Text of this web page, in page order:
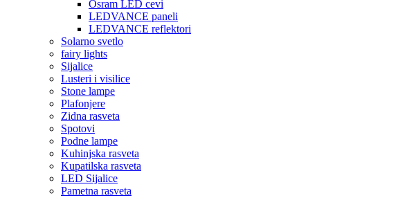
Osram LED cevi
LEDVANCE paneli
LEDVANCE reflektori
Solarno svetlo
fairy lights
Sijalice
Lusteri i visilice
Stone lampe
Plafonjere
Zidna rasveta
Spotovi
Podne lampe
Kuhinjska rasveta
Kupatilska rasveta
LED Sijalice
Pametna rasveta